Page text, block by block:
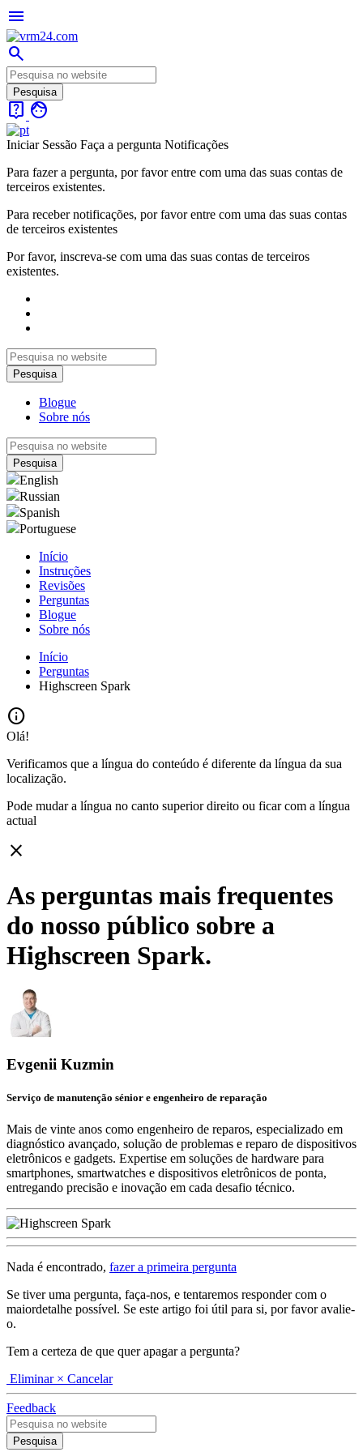
menu
search
live_help face
Iniciar Sessão Faça a pergunta Notificações
Para fazer a pergunta, por favor entre com uma das suas contas de
terceiros existentes.
Para receber notificações, por favor entre com uma das suas contas
de terceiros existentes
Por favor, inscreva-se com uma das suas contas de terceiros
existentes.
Blogue
Sobre nós
English
Russian
Spanish
Portuguese
Início
Instruções
Revisões
Perguntas
Blogue
Sobre nós
Início
Perguntas
Highscreen Spark
info
Olá!
Verificamos que a língua do conteúdo é diferente da língua da sua
localização.
Pode mudar a língua no canto superior direito ou ficar com a língua
actual
close
As perguntas mais frequentes
do nosso público sobre a
Highscreen Spark.
Evgenii Kuzmin
Serviço de manutenção sénior e engenheiro de reparação
Mais de vinte anos como engenheiro de reparos, especializado em
diagnóstico avançado, solução de problemas e reparo de dispositivos
eletrônicos e gadgets. Expertise em soluções de hardware para
smartphones, smartwatches e dispositivos eletrônicos de ponta,
entregando precisão e inovação em cada desafio técnico.
Nada é encontrado, fazer a primeira pergunta
Se tiver uma pergunta, faça-nos, e tentaremos responder com o
maiordetalhe possível. Se este artigo foi útil para si, por favor avalie-
o.
Tem a certeza de que quer apagar a pergunta?
Eliminar × Cancelar
Feedback